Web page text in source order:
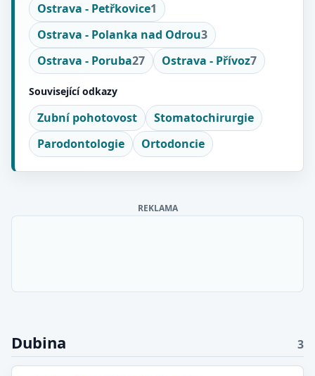
Ostrava - Petřkovice1
Ostrava - Polanka nad Odrou3
Ostrava - Poruba27 Ostrava - Přívoz7
Související odkazy
Zubní pohotovost
Stomatochirurgie
Parodontologie
Ortodoncie
REKLAMA
Dubina 3